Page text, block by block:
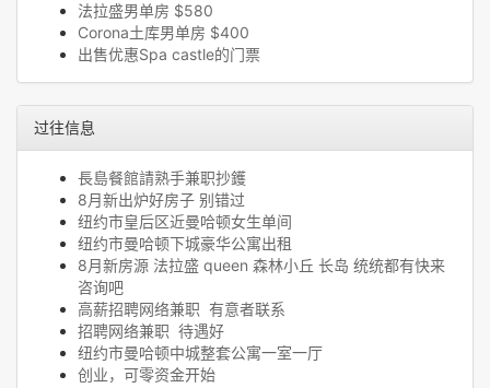
法拉盛男单房 $580
Corona土库男单房 $400
出售优惠Spa castle的门票
过往信息
長島餐館請熟手兼职抄鑊
8月新出炉好房子 别错过
纽约市皇后区近曼哈顿女生单间
纽约市曼哈顿下城豪华公寓出租
8月新房源 法拉盛 queen 森林小丘 长岛 统统都有快来
咨询吧
高薪招聘网络兼职 有意者联系
招聘网络兼职 待遇好
纽约市曼哈顿中城整套公寓一室一厅
创业，可零资金开始